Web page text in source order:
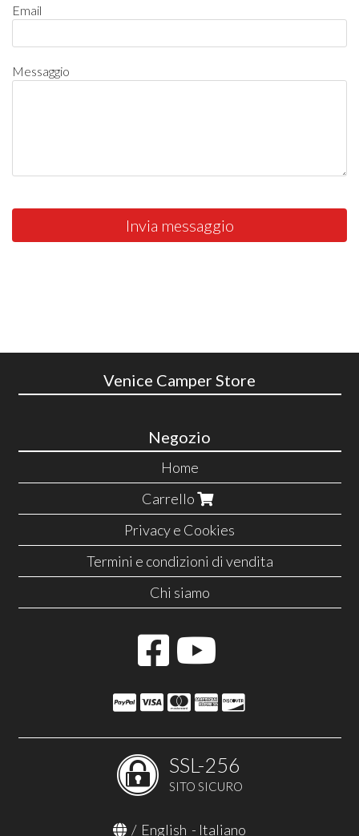
Email
Messaggio
Invia messaggio
Venice Camper Store
Negozio
Home
Carrello
Privacy e Cookies
Termini e condizioni di vendita
Chi siamo
SSL-256
SITO SICURO
/ English - Italiano